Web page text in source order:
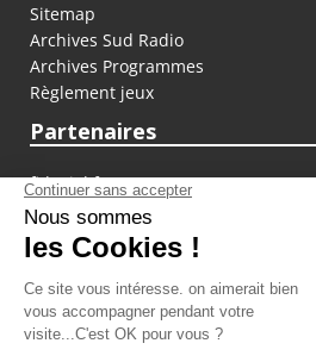
Sitemap
Archives Sud Radio
Archives Programmes
Règlement jeux
Partenaires
fiducial.fr
lyoncapitale.fr
olympique-et-lyonnais.com
L'application Iphone /
Téléchargez